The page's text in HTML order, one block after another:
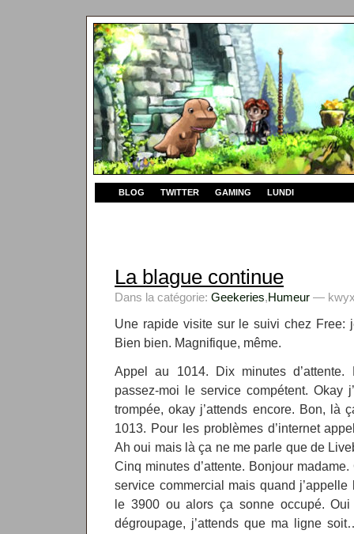
BLOG TWITTER GAMING LUNDI
La blague continue
Dans la catégorie: Geekeries,Humeur —
Une rapide visite sur le suivi chez Free:
Bien bien. Magnifique, même.
Appel au 1014. Dix minutes d’attente.
passez-moi le service compétent. Okay
trompée, okay j’attends encore. Bon, là
1013. Pour les problèmes d’internet
Ah oui mais là ça ne me parle que de
Cinq minutes d’attente. Bonjour
service commercial mais quand
le 3900 ou alors ça sonne occupé.
dégroupage, j’attends que ma ligne